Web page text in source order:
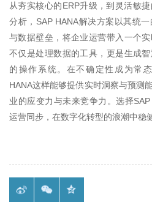
从夯实核心的ERP升级，到灵活敏
分析，SAP HANA解决方案以其统
与数据壁垒，将企业运营带入一个
不仅是处理数据的工具，更是生成
的操作系统。在不确定性成为常
HANA这样能够提供实时洞察与预测
业的应变力与未来竞争力。选择
运营同步，在数字化转型的浪潮中稳